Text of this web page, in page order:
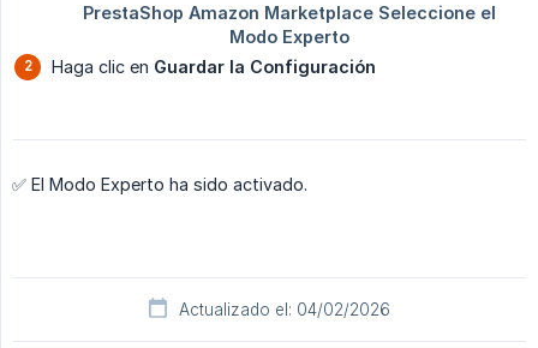
Haga clic en Guardar la Configuración
✅ El Modo Experto ha sido activado.
Actualizado el: 04/02/2026